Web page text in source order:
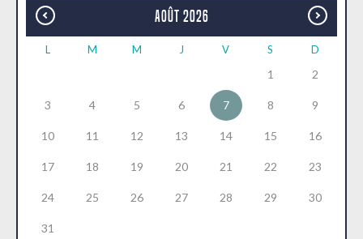
cé
nt
uiv
an
Août 2026
L M M J V S D
1 2
3 4 5 6 7 8 9
10 11 12 13 14 15 16
17 18 19 20 21 22 23
24 25 26 27 28 29 30
31